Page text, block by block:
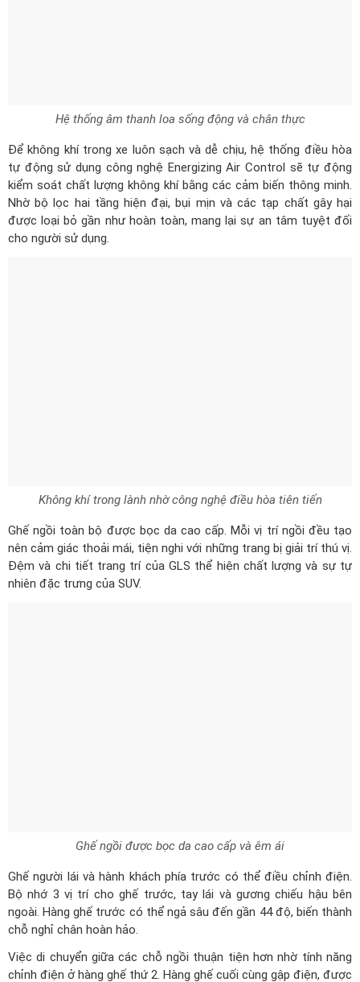
Để không khí trong xe luôn sạch và dễ chịu, hệ thống điều hòa
kiểm soát chất lượng không khí bằng các cảm biến thông minh.
Nhờ bộ lọc hai tầng hiện đại, bụi mịn và các tạp chất gây hại
được loại bỏ gần như hoàn toàn, mang lại sự an tâm tuyệt đối
cho người sử dụng.
Ghế ngồi toàn bộ được bọc da cao cấp. Mỗi vị trí ngồi đều tạo
Đệm và chi tiết trang trí của GLS thể hiện chất lượng và sự tự
nhiên đặc trưng của SUV.
Ghế người lái và hành khách phía trước có thể điều chỉnh điện.
ngoài. Hàng ghế trước có thể ngả sâu đến gần 44 độ, biến thành
chỗ nghỉ chân hoàn hảo.
Việc di chuyển giữa các chỗ ngồi thuận tiện hơn nhờ tính năng
chỉnh điện ở hàng ghế thứ 2. Hàng ghế cuối cùng gập điện, được
thiết kế để mang đến trải nghiệm thoải mái vượt bậc.